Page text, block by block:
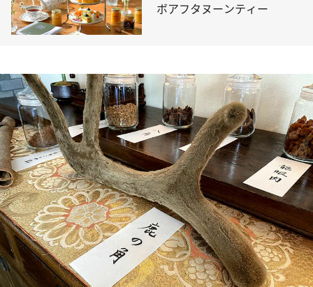
ボアフタヌーンティー